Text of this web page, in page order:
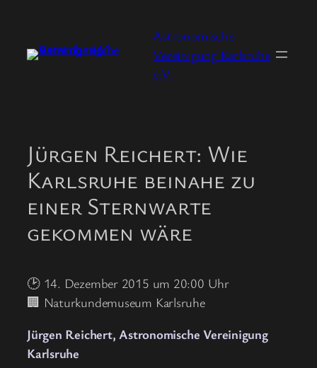
springen
Astronomische
Vereinigung Karlsruhe
e.V.
Jürgen Reichert: Wie
Karlsruhe beinahe zu
einer Sternwarte
gekommen wäre
🕑 14. Dezember 2015 um 20:00 Uhr
🏢 Naturkundemuseum Karlsruhe
Jürgen Reichert, Astronomische Vereinigung
Karlsruhe